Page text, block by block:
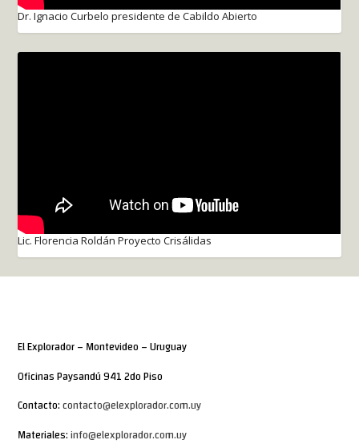
Dr. Ignacio Curbelo presidente de Cabildo Abierto
Lic. Florencia Roldán Proyecto Crisálidas
El Explorador – Montevideo – Uruguay
Oficinas Paysandú 941 2do Piso
Contacto:contacto@elexplorador.com.uy
Materiales:info@elexplorador.com.uy